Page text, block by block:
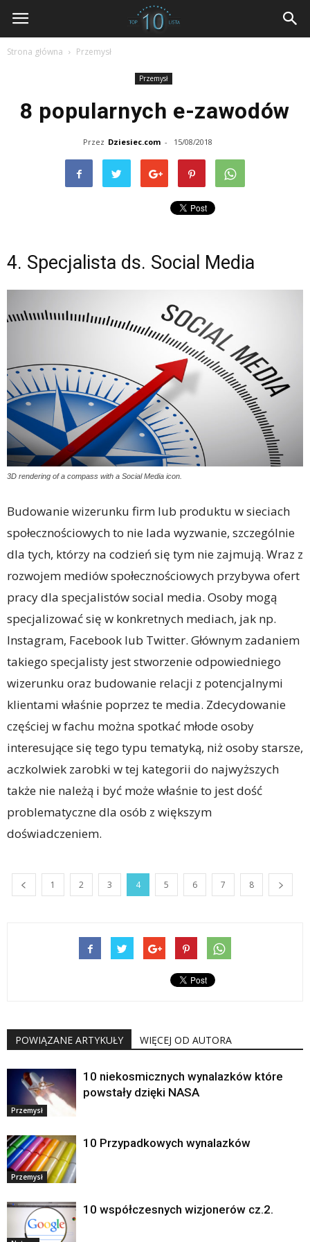
dziesiec.com
Strona główna Przemysł
Przemysł
8 popularnych e-zawodów
Przez Dziesiec.com - 15/08/2018
4. Specjalista ds. Social Media
3D rendering of a compass with a Social Media icon.
Budowanie wizerunku firm lub produktu w sieciach
społecznościowych to nie lada wyzwanie, szczególnie
dla tych, którzy na codzień się tym nie zajmują. Wraz z
rozwojem mediów społecznościowych przybywa ofert
pracy dla specjalistów social media. Osoby mogą
specjalizować się w konkretnych mediach, jak np.
Instagram, Facebook lub Twitter. Głównym zadaniem
takiego specjalisty jest stworzenie odpowiedniego
wizerunku oraz budowanie relacji z potencjalnymi
klientami właśnie poprzez te media. Zdecydowanie
częściej w fachu można spotkać młode osoby
interesujące się tego typu tematyką, niż osoby starsze,
aczkolwiek zarobki w tej kategorii do najwyższych
także nie należą i być może właśnie to jest dość
problematyczne dla osób z większym
doświadczeniem.
1 2 3 4 5 6 7 8
POWIĄZANE ARTYKUŁY WIĘCEJ OD AUTORA
Przemysł
10 niekosmicznych wynalazków które
powstały dzięki NASA
Przemysł
10 Przypadkowych wynalazków
10 współczesnych wizjonerów cz.2.